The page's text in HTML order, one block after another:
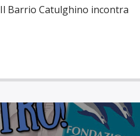
Il Barrio Catulghino incontra